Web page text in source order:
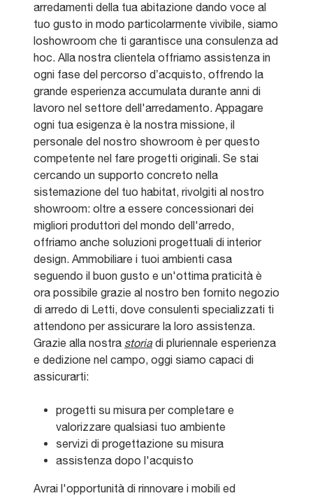
arredamenti della tua abitazione dando voce al
tuo gusto in modo particolarmente vivibile, siamo
loshowroom che ti garantisce una consulenza ad
hoc. Alla nostra clientela offriamo assistenza in
ogni fase del percorso d’acquisto, offrendo la
grande esperienza accumulata durante anni di
lavoro nel settore dell'arredamento. Appagare
ogni tua esigenza è la nostra missione, il
personale del nostro showroom è per questo
competente nel fare progetti originali. Se stai
cercando un supporto concreto nella
sistemazione del tuo habitat, rivolgiti al nostro
showroom: oltre a essere concessionari dei
migliori produttori del mondo dell'arredo,
offriamo anche soluzioni progettuali di interior
design. Ammobiliare i tuoi ambienti casa
seguendo il buon gusto e un'ottima praticità è
ora possibile grazie al nostro ben fornito negozio
di arredo di Letti, dove consulenti specializzati ti
attendono per assicurare la loro assistenza.
Grazie alla nostra storia di pluriennale esperienza
e dedizione nel campo, oggi siamo capaci di
assicurarti:
progetti su misura per completare e
valorizzare qualsiasi tuo ambiente
servizi di progettazione su misura
assistenza dopo l'acquisto
Avrai l'opportunità di rinnovare i mobili ed